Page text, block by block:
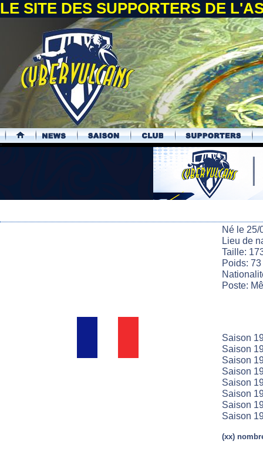
LE SITE DES SUPPORTERS DE
.
Né le 25/
Lieu de
Taille:
Poids:
Poste:
Saison
Saison
Saison
Saison
Saison
Saison
Saison
Saison
(xx)